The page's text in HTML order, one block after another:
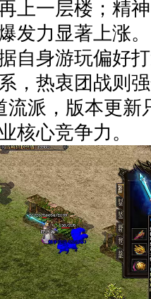
上一层楼；精
发力显著上涨
自身游玩偏好
，热衷团战则
流派，版本更新
核心竞争力。